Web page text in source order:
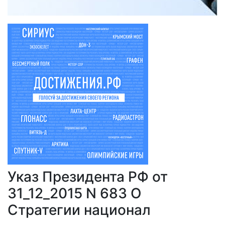
Указ Президента РФ от
31_12_2015 N 683 О
Стратегии национал